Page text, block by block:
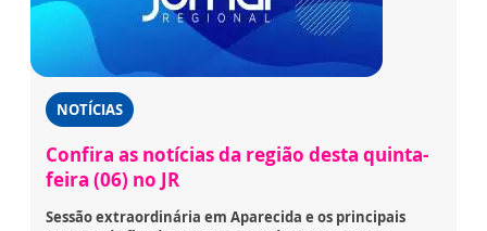
NOTÍCIAS
Confira as notícias da região desta quinta-
feira (06) no JR
Sessão extraordinária em Aparecida e os principais